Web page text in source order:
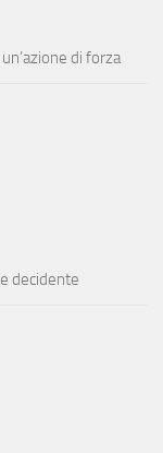
di forza
decidente